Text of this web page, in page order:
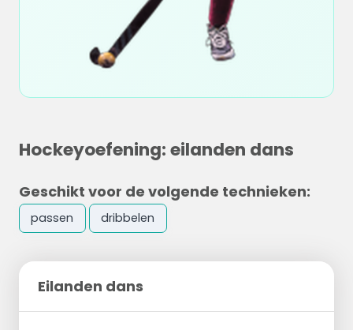
Hockeyoefening: eilanden dans
Geschikt voor de volgende technieken:
passen dribbelen
Eilanden dans